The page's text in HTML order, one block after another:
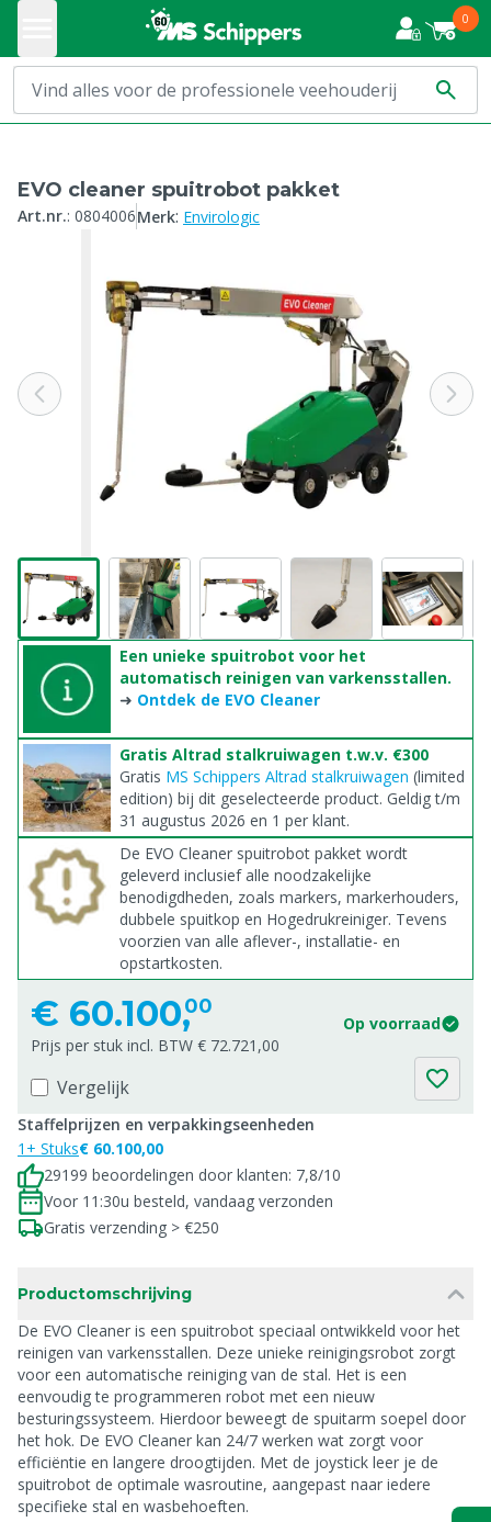
0
EVO cleaner spuitrobot pakket
Art.nr.: 0804006Merk: Envirologic
Een unieke spuitrobot voor het
automatisch reinigen van varkensstallen.
➜ Ontdek de EVO Cleaner
Gratis Altrad stalkruiwagen t.w.v. €300
Gratis MS Schippers Altrad stalkruiwagen (limited
edition) bij dit geselecteerde product. Geldig t/m
31 augustus 2026 en 1 per klant.
De EVO Cleaner spuitrobot pakket wordt
geleverd inclusief alle noodzakelijke
benodigdheden, zoals markers, markerhouders,
dubbele spuitkop en Hogedrukreiniger. Tevens
voorzien van alle aflever-, installatie- en
opstartkosten.
€ 60.100,00
Op voorraad
Prijs per stuk incl. BTW € 72.721,00
Vergelijk
Staffelprijzen en verpakkingseenheden
1+ Stuks€ 60.100,00
29199 beoordelingen door klanten: 7,8/10
Voor 11:30u besteld, vandaag verzonden
Gratis verzending > €250
Productomschrijving
De EVO Cleaner is een spuitrobot speciaal ontwikkeld voor het
reinigen van varkensstallen. Deze unieke reinigingsrobot zorgt
voor een automatische reiniging van de stal. Het is een
eenvoudig te programmeren robot met een nieuw
besturingssysteem. Hierdoor beweegt de spuitarm soepel door
het hok. De EVO Cleaner kan 24/7 werken wat zorgt voor
efficiëntie en langere droogtijden. Met de joystick leer je de
spuitrobot de optimale wasroutine, aangepast naar iedere
specifieke stal en wasbehoeften.